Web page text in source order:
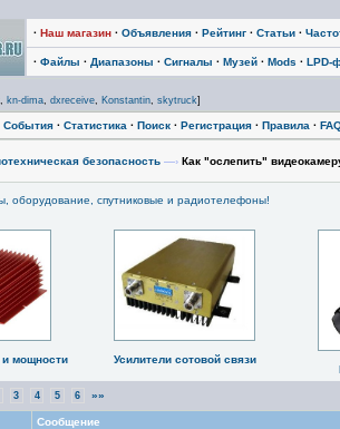
· Наш магазин · Объявления · Рейтинг · Статьи ·
· Файлы · Диапазоны · Сигналы · Музей · Mods · LPD-
, kn-dima, dxreceive, Konstantin, skytruck]
События · Статистика · Поиск · Регистрация · Правила ·
безопасность —› Как "ослепить"
оборудование, спутниковые и радиотелефоны!
и мощности
Усилители сотовой связи
3 4 5 6 »»
Сообщение